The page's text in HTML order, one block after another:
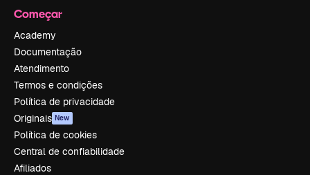
Começar
Academy
Documentação
Atendimento
Termos e condições
Política de privacidade
Originais New
Política de cookies
Central de confiabilidade
Afiliados